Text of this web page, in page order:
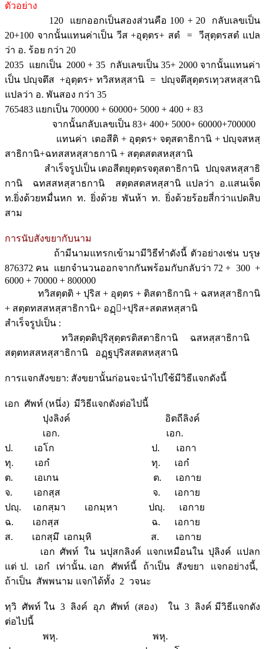
ตัวอย่าง
120 แยกออกเป็นสองส่วนคือ 100 + 20 กลับเลขเป็น
20+100 จากนั้นแทนค่าเป็น วีส +อุตฺตร+ สตํ = วีสุตฺตรสตํ แปล
ว่า อ. ร้อย กว่า 20
2035 แยกเป็น 2000 + 35 กลับเลขเป็น 35+ 2000 จากนั้นแทนค่า
เป็น ปญฺจตึส +อุตฺตร+ ทวิสหสฺสานิ = ปญฺจตึสุตฺตรเทฺวสหสฺสานิ
แปลว่า อ. พันสอง กว่า 35
765483 แยกเป็น 700000 + 60000+ 5000 + 400 + 83
จากนั้นกลับเลขเป็น 83+ 400+ 5000+ 60000+700000
แทนค่า เตอสีติ + อุตฺตร+ จตุสตาธิกานิ + ปญฺจสหสฺ
สาธิกานิ+ฉทสสหสฺสาธกานิ + สตฺตสตสหสฺสานิ
สำเร็จรูปเป็น เตอสีตยุตฺตรจตุสตาธิกานิ ปญฺจสหสฺสาธิ
กานิ ฉทสสหสฺสาธกานิ สตฺตสตสหสฺสานิ แปลว่า อ.แสนเจ็ด
ท.ยิ่งด้วยหมื่นหก ท. ยิ่งด้วย พันห้า ท. ยิ่งด้วยร้อยสี่กว่าแปดสิบ
สาม
การนับสังขยากับนาม
ถ้ามีนามแทรกเข้ามามีวิธีทำดังนี้ ตัวอย่างเช่น บรุษ
876372 คน แยกจำนวนออกจากกันพร้อมกับกลับว่า 72 + 300 +
6000 + 70000 + 800000
ทวิสตฺตติ + ปุริส + อุตฺตร + ติสตาธิกานิ + ฉสหสฺสาธิกานิ
+ สตฺตทสสหสฺสาธิกานิ+ อฏฺ+ปุริส+สตสหสฺสานิ
สำเร็จรูปเป็น :
ทวิสตฺตติปุริสุตฺตรติสตาธิกานิ ฉสหสฺสาธิกานิ
สตฺตทสสหสฺสาธิกานิ อฏฺฐปุริสสตสหสฺสานิ
การแจกสังขยา: สังขยานั้นก่อนจะนำไปใช้มีวิธีแจกดังนี้
เอก ศัพท์ (หนึ่ง) มีวิธีแจกดังต่อไปนี้
ปุงลิงค์ อิตถีลิงค์
เอก. เอก.
ป. เอโก ป. เอกา
ทุ. เอกํ ทุ. เอกํ
ต. เอเกน ต. เอกาย
จ. เอกสฺส จ. เอกาย
ปญฺ. เอกสฺมา เอกมฺหา ปญฺ. เอกาย
ฉ. เอกสฺส ฉ. เอกาย
ส. เอกสฺมึ เอกมฺหิ ส. เอกาย
เอก ศัพท์ ใน นปุสกลิงค์ แจกเหมือนใน ปุลิงค์ แปลก
แต่ ป. เอกํ เท่านั้น. เอก ศัพท์นี้ ถ้าเป็น สังขยา แจกอย่างนี้,
ถ้าเป็น สัพพนาม แจกได้ทั้ง 2 วจนะ
ทฺวิ ศัพท์ ใน 3 ลิงค์ อุภ ศัพท์ (สอง) ใน 3 ลิงค์ มีวิธีแจกดัง
ต่อไปนี้
พหุ. พหุ.